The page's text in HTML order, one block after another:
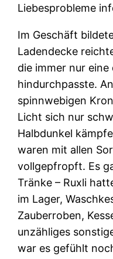
Liebesprobleme
Im Geschäft
Ladendecke
die immer nur eine
hindurchpasste.
spinnwebigen
Licht sich nur
Halbdunkel
waren mit allen
vollgepfropft. Es
Tränke – Ruxli
im Lager,
Zauberroben,
unzähliges
war es gefühlt